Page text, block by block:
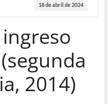
18 de abril de 2024
2014)